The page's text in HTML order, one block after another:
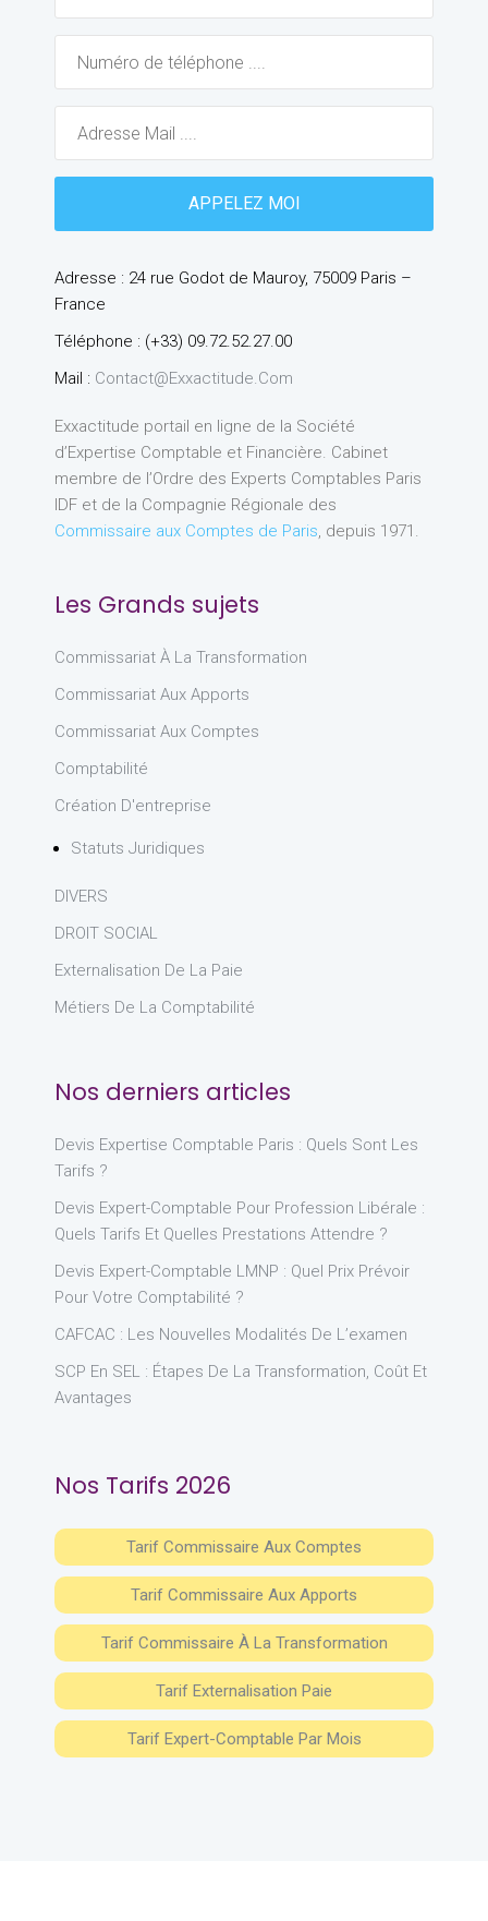
Adresse : 24 rue Godot de Mauroy, 75009 Paris –
France
Téléphone : (+33) 09.72.52.27.00
Mail : Contact@exxactitude.com
Exxactitude portail en ligne de la Société
d’Expertise Comptable et Financière. Cabinet
membre de l’Ordre des Experts Comptables Paris
IDF et de la Compagnie Régionale des
Commissaire aux Comptes de Paris, depuis 1971.
Les Grands sujets
Commissariat À La Transformation
Commissariat Aux Apports
Commissariat Aux Comptes
Comptabilité
Création D'entreprise
Statuts Juridiques
DIVERS
DROIT SOCIAL
Externalisation De La Paie
Métiers De La Comptabilité
Nos derniers articles
Devis Expertise Comptable Paris : Quels Sont Les
Tarifs ?
Devis Expert-Comptable Pour Profession Libérale :
Quels Tarifs Et Quelles Prestations Attendre ?
Devis Expert-Comptable LMNP : Quel Prix Prévoir
Pour Votre Comptabilité ?
CAFCAC : Les Nouvelles Modalités De L’examen
SCP En SEL : Étapes De La Transformation, Coût Et
Avantages
Nos Tarifs 2026
Tarif Commissaire Aux Comptes
Tarif Commissaire Aux Apports
Tarif Commissaire À La Transformation
Tarif Externalisation Paie
Tarif Expert-Comptable Par Mois